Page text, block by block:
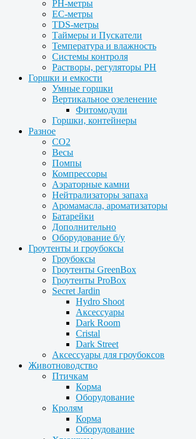
PH-метры
EC-метры
TDS-метры
Таймеры и Пускатели
Температура и влажность
Системы контроля
Растворы, регуляторы PH
Горшки и емкости
Умные горшки
Вертикальное озеленение
Фитомодули
Горшки, контейнеры
Разное
CO2
Весы
Помпы
Компрессоры
Аэраторные камни
Нейтрализаторы запаха
Аромамасла, ароматизаторы
Батарейки
Дополнительно
Оборудование б/у
Гроутенты и гроубоксы
Гроубоксы
Гроутенты GreenBox
Гроутенты ProBox
Secret Jardin
Hydro Shoot
Аксессуары
Dark Room
Cristal
Dark Street
Аксессуары для гроубоксов
Животноводство
Птичкам
Корма
Оборудование
Кролям
Корма
Оборудование